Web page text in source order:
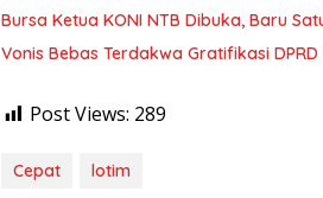
Bursa Ketua KONI NTB Dibuka, Baru
Vonis Bebas Terdakwa Gratifikasi
Post Views: 289
Cepat lotim